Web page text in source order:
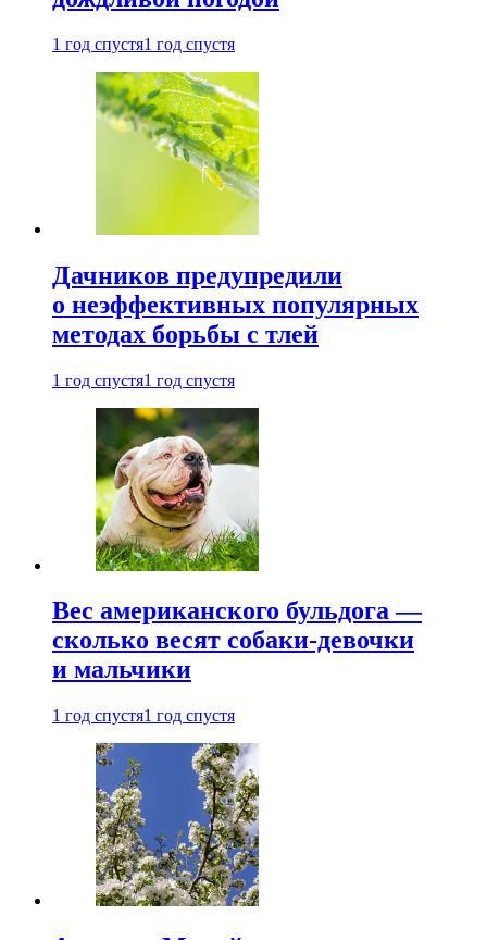
1 год спустя1 год спустя
Дачников предупредили
о неэффективных популярных
методах борьбы с тлей
1 год спустя1 год спустя
Вес американского бульдога —
сколько весят собаки-девочки
и мальчики
1 год спустя1 год спустя